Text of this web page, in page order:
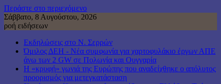
Περάστε στο περιεχόμενο
Σάββατο, 8 Αυγούστου, 2026
ροή ειδήσεων
Εκδηλώσεις στο Ν. Σερρών
Όμιλος ΔΕΗ - Νέα συμφωνία για χαρτοφυλάκιο έργων ΑΠΕ
άνω των 2 GW σε Πολωνία και Ουγγαρία
Η «κρυφή» γωνιά της Ευρώπης που αναδείχθηκε ο απόλυτος
προορισμός για μετεγκατάσταση